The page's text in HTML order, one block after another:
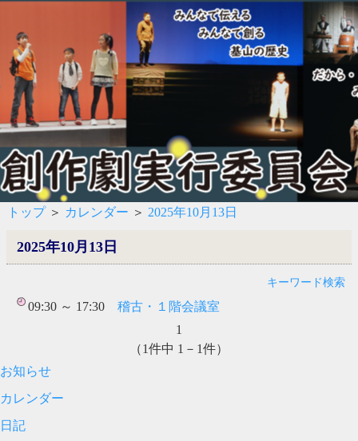
トップ＞ カレンダー ＞ 2025年10月13日
2025年10月13日
キーワード検索
09:30 ～ 17:30 稽古・１階会議室
1
（1件中 1－1件）
お知らせ
カレンダー
日記